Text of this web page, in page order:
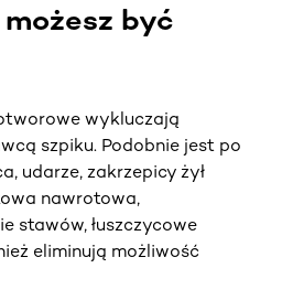
być
wykluczają
szpiku. Podobnie jest po
udarze, zakrzepicy żył
nawrotowa,
stawów, łuszczycowe
eliminują możliwość